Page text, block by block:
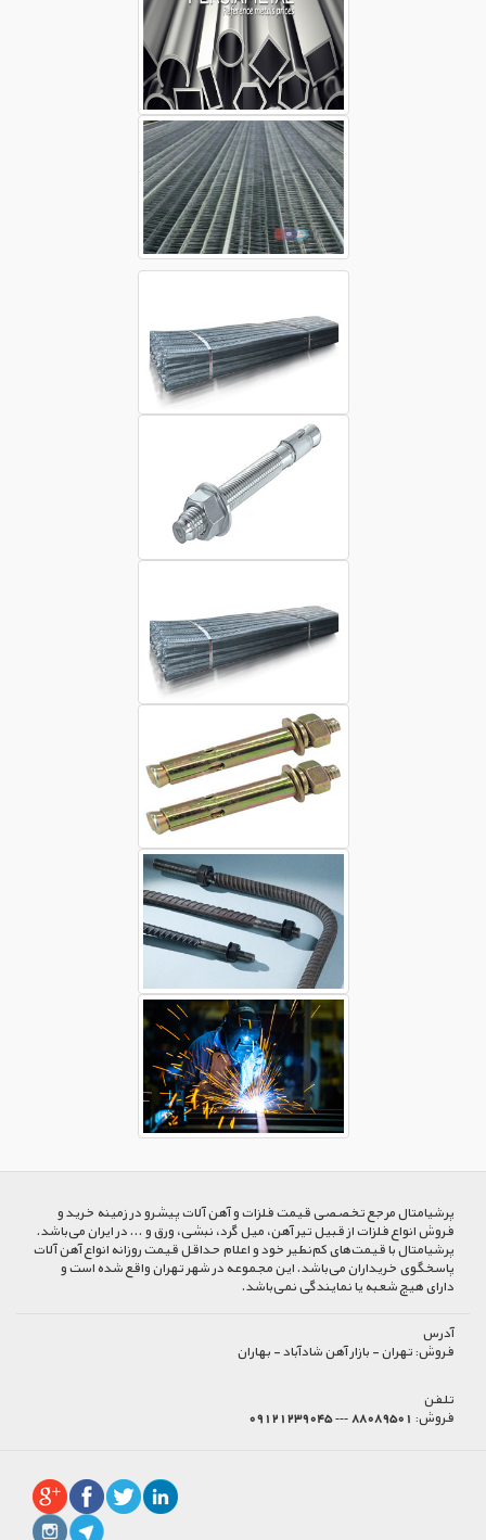
پرشیا‌متال مرجع تخصصی قیمت فلزات و آهن آلات پیشرو در زمینه خرید و
فروش انواع فلزات از قبیل تیر آهن، میل گرد، نبشی، ورق و ... در ایران می‌باشد.
پرشیامتال با قیمت‌های کم‌نظیر خود و اعلام حداقل قیمت روزانه انواع آهن آلات
پاسخگوی خریداران می‌باشد. این مجموعه در شهر تهران واقع شده است و
دارای هیچ شعبه یا نمایندگی نمی‌باشد.
آدرس
فروش:تهران - بازار آهن شادآباد - بهاران
تلفن
فروش: 88089501 --- 09121239045